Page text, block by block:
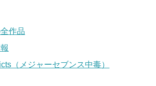
作品
（メジャーセブンス中毒）